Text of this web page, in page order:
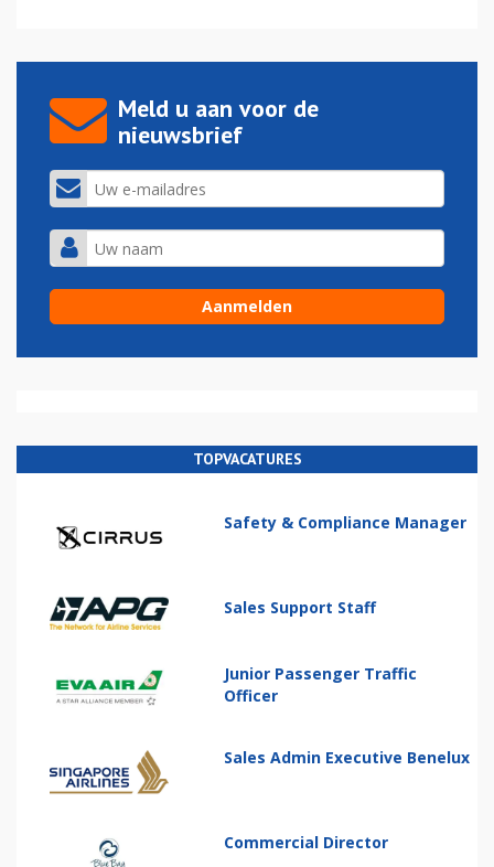
Meld u aan voor de
nieuwsbrief
TOPVACATURES
Safety & Compliance Manager
Sales Support Staff
Junior Passenger Traffic
Officer
Sales Admin Executive Benelux
Commercial Director